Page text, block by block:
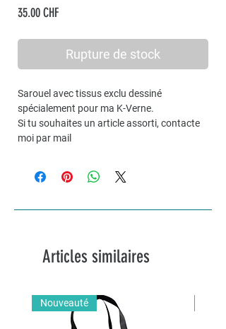
35.00 CHFPrix
Rupture de stock
Sarouel avec tissus exclu dessiné
spécialement pour ma K-Verne.
Si tu souhaites un article assorti, contacte
moi par mail
Articles similaires
Nouveauté